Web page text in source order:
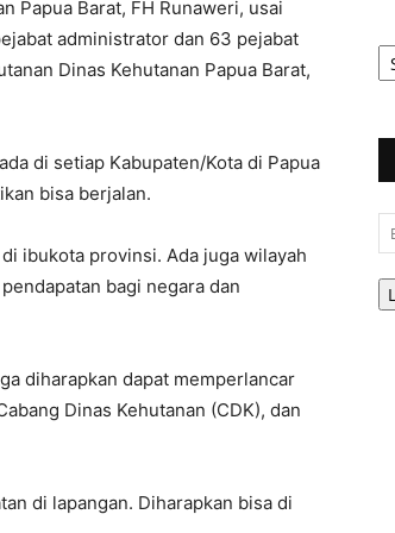
Papua Barat, FH Runaweri, usai
administrator dan 63 pejabat
Dinas Kehutanan Papua Barat,
di setiap Kabupaten/Kota di Papua
bisa berjalan.
ibukota provinsi. Ada juga wilayah
bagi negara dan
diharapkan dapat memperlancar
Dinas Kehutanan (CDK), dan
di lapangan. Diharapkan bisa di